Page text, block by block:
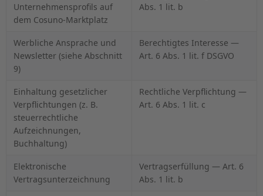
Unternehmensprofils auf
dem Cosuno-Marktplatz
Abs. 1 lit. b
Werbliche Ansprache und
Newsletter (siehe Abschnitt
9)
Berechtigtes Interesse —
Art. 6 Abs. 1 lit. f DSGVO
Einhaltung gesetzlicher
Verpflichtungen (z. B.
steuerrechtliche
Aufzeichnungen,
Buchhaltung)
Rechtliche Verpflichtung —
Art. 6 Abs. 1 lit. c
Elektronische
Vertragsunterzeichnung
Vertragserfüllung — Art. 6
Abs. 1 lit. b